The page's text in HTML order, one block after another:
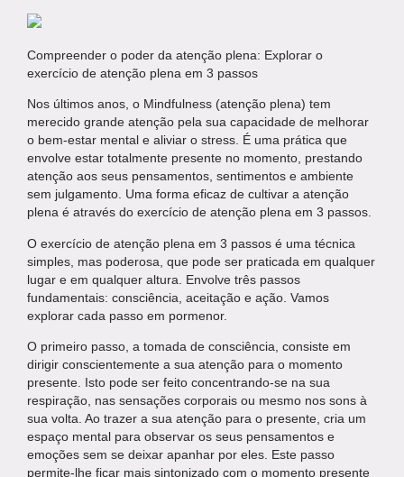
Compreender o poder da atenção plena: Explorar o
exercício de atenção plena em 3 passos
Nos últimos anos, o Mindfulness (atenção plena) tem
merecido grande atenção pela sua capacidade de melhorar
o bem-estar mental e aliviar o stress. É uma prática que
envolve estar totalmente presente no momento, prestando
atenção aos seus pensamentos, sentimentos e ambiente
sem julgamento. Uma forma eficaz de cultivar a atenção
plena é através do exercício de atenção plena em 3 passos.
O exercício de atenção plena em 3 passos é uma técnica
simples, mas poderosa, que pode ser praticada em qualquer
lugar e em qualquer altura. Envolve três passos
fundamentais: consciência, aceitação e ação. Vamos
explorar cada passo em pormenor.
O primeiro passo, a tomada de consciência, consiste em
dirigir conscientemente a sua atenção para o momento
presente. Isto pode ser feito concentrando-se na sua
respiração, nas sensações corporais ou mesmo nos sons à
sua volta. Ao trazer a sua atenção para o presente, cria um
espaço mental para observar os seus pensamentos e
emoções sem se deixar apanhar por eles. Este passo
permite-lhe ficar mais sintonizado com o momento presente